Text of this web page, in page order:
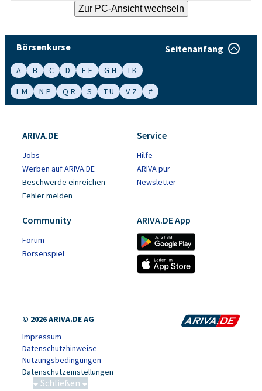
Börsenkurse Seitenanfang
A B C D E-F G-H
I-K
L-M
N-P Q-R S T-U V-Z #
ARIVA.DE
Jobs
Werben auf ARIVA.DE
Beschwerde einreichen
Fehler melden
Service
Hilfe
ARIVA pur
Newsletter
Community
Forum
Börsenspiel
ARIVA.DE App
© 2026 ARIVA.DE AG
Impressum
Datenschutzhinweise
Nutzungsbedingungen
Datenschutzeinstellungen
Schließen